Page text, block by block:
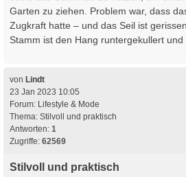
Garten zu ziehen. Problem war, dass
Zugkraft hatte – und das Seil ist
Stamm ist den Hang runtergekullert und
von Lindt
23 Jan 2023 10:05
Forum: Lifestyle & Mode
Thema: Stilvoll und praktisch
Antworten: 1
Zugriffe: 62569
Stilvoll und praktisch